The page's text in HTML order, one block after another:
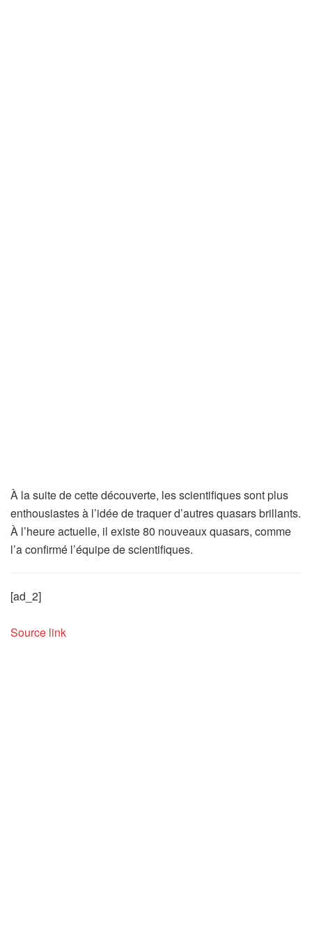
À la suite de cette découverte, les scientifiques sont plus
enthousiastes à l’idée de traquer d’autres quasars brillants.
À l’heure actuelle, il existe 80 nouveaux quasars, comme
l’a confirmé l’équipe de scientifiques.
[ad_2]
Source link